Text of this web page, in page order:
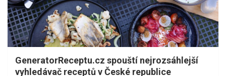
GeneratorReceptu.cz spouští nejrozsáhlejší
vyhledávač receptů v České republice